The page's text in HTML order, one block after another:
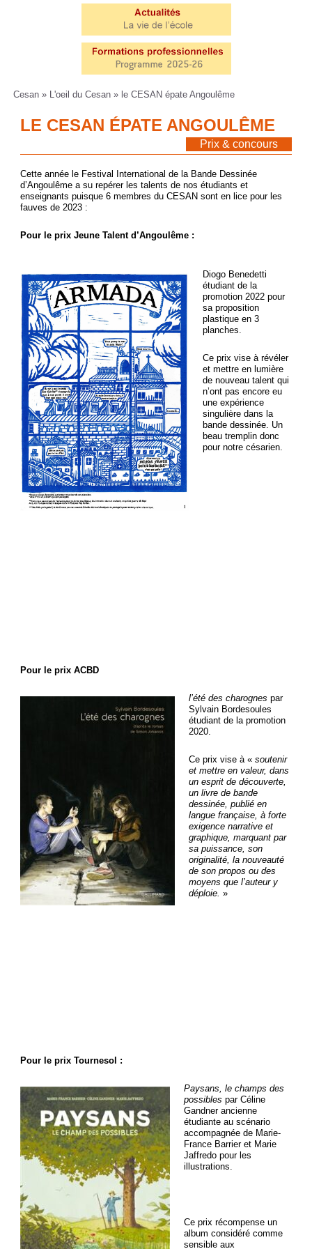
Cesan » L'oeil du Cesan» le CESAN épate Angoulême
LE CESAN ÉPATE ANGOULÊME
<<< Retour
Prix & concours
Cette année le Festival International de la Bande Dessinée
d’Angoulême a su repérer les talents de nos étudiants et
enseignants puisque 6 membres du CESAN sont en lice pour les
fauves de 2023 :
Pour le prix Jeune Talent d’Angoulême :
Diogo Benedetti
étudiant de la
promotion 2022 pour
sa proposition
plastique en 3
planches.
Ce prix vise à révéler
et mettre en lumière
de nouveau talent qui
n’ont pas encore eu
une expérience
singulière dans la
bande dessinée. Un
beau tremplin donc
pour notre césarien.
Pour le prix ACBD
l’été des charognes par
Sylvain Bordesoules
étudiant de la promotion
2020.
Ce prix vise à « soutenir
et mettre en valeur, dans
un esprit de découverte,
un livre de bande
dessinée, publié en
langue française, à forte
exigence narrative et
graphique, marquant par
sa puissance, son
originalité, la nouveauté
de son propos ou des
moyens que l’auteur y
déploie. »
Pour le prix Tournesol :
Paysans, le champs des
possibles par Céline
Gandner ancienne
étudiante au scénario
accompagnée de Marie-
France Barrier et Marie
Jaffredo pour les
illustrations.
Ce prix récompense un
album considéré comme
sensible aux